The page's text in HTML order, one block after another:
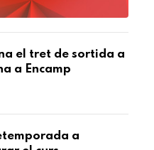
el tret de sortida a
a Encamp
a